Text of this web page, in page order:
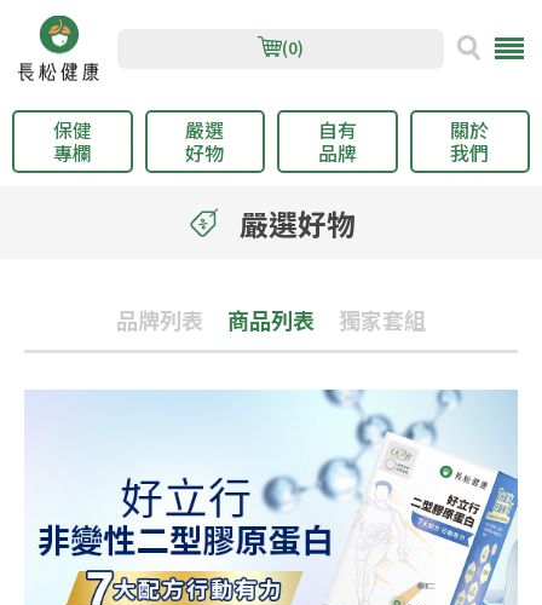
(0)
保健
專欄
嚴選
好物
自有
品牌
關於
我們
嚴選好物
品牌列表 商品列表 獨家套組